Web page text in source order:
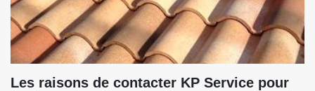
Les raisons de contacter KP Service pour